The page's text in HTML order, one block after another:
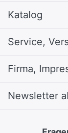
Katalog
Service,
Firma,
Newsletter